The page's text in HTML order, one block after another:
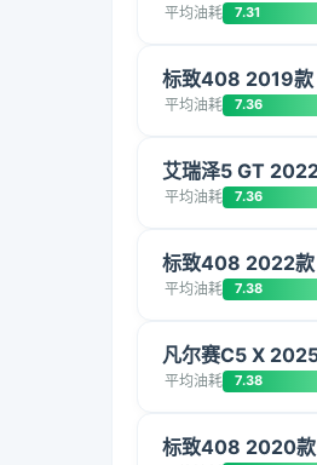
平均油耗 7.31
标致408 2019款
平均油耗 7.36
艾瑞泽5 GT
平均油耗 7.36
标致408 2022款
平均油耗 7.38
凡尔赛C5 X
平均油耗 7.38
标致408 2020